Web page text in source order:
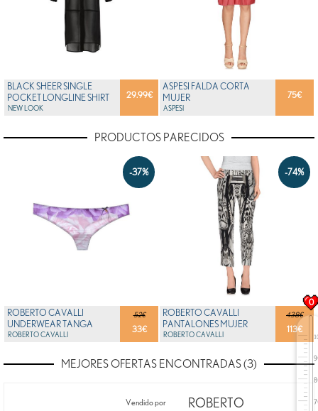
29.99€
BLACK SHEER SINGLE
POCKET LONGLINE SHIRT
NEW LOOK
75€
ASPESI FALDA CORTA
MUJER
ASPESI
PRODUCTOS PARECIDOS
-37%
52€
33€
ROBERTO CAVALLI
UNDERWEAR TANGA
MUJER
ROBERTO CAVALLI
-74%
438€
113€
ROBERTO CAVALLI
PANTALONES MUJER
ROBERTO CAVALLI
MEJORES OFERTAS ENCONTRADAS (3)
Vendido por
ROBERTO
0